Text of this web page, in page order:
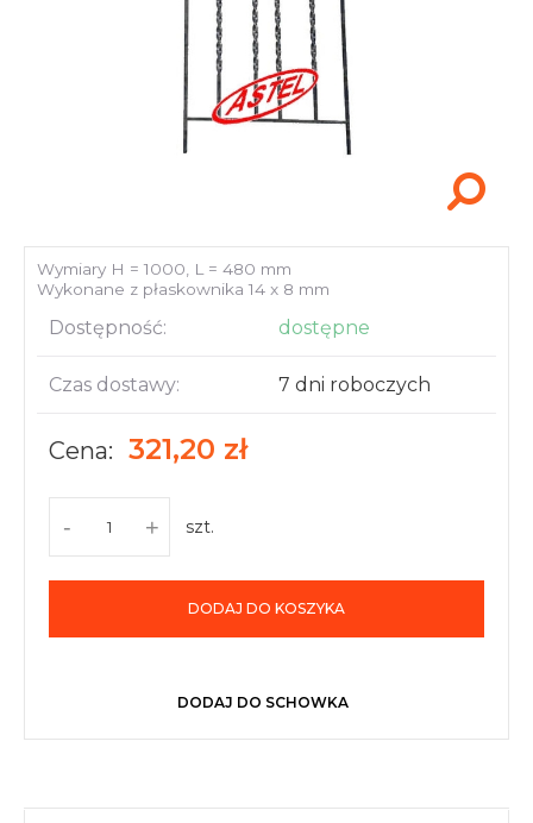
Akcesoria i narzędzia
Wymiary H = 1000, L = 480 mm
Wykonane z płaskownika 14 x 8 mm
Dostępność: dostępne
Czas dostawy: 7 dni roboczych
Cena: 321,20 zł
- + szt.
DODAJ DO KOSZYKA
DODAJ DO SCHOWKA